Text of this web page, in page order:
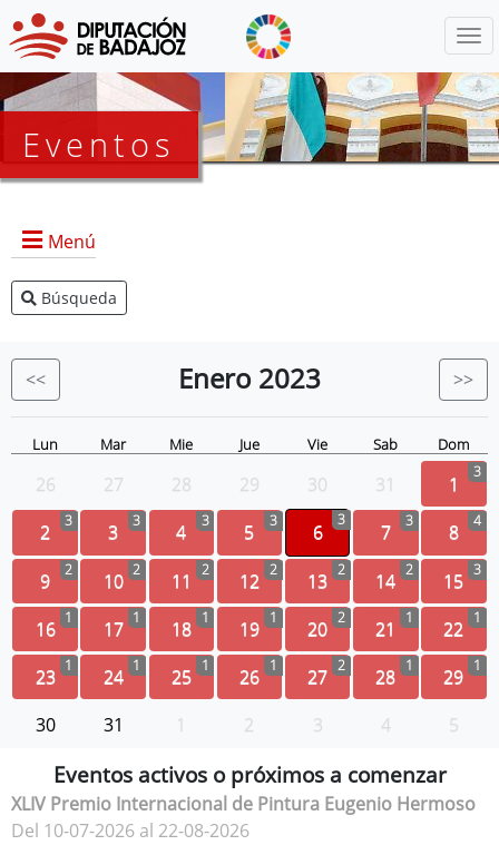
Eventos
Menú
Agenda Presidencia
Eventos
Búsqueda
<< Enero 2023 >>
Lun Mar Mie Jue Vie Sab Dom
26 27 28 29 30 31 1 3
2 3 3 3 4 3 5 3 6
3
7 3 8 4
9 2 10 2 11 2 12 2 13 2 14 2 15 3
16 1 17 1 18 1 19 1 20 2 21 1 22 1
23 1 24 1 25 1 26 1 27 2 28 1 29 1
30 31 1 2 3 4 5
Eventos activos o próximos a comenzar
XLIV Premio Internacional de Pintura Eugenio Hermoso
Del 10-07-2026 al 22-08-2026